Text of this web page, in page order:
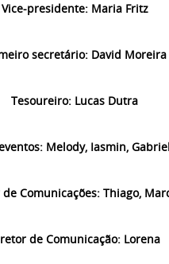
Vice-presidente: Maria Fritz
secretário: David Moreira
Tesoureiro: Lucas Dutra
Melody, Iasmin,
Comunicações: Thiago,
de Comunicação: Lorena